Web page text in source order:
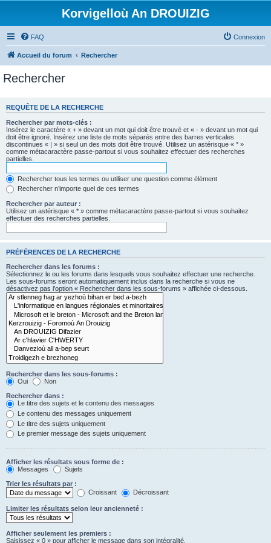
Korvigelloù An DROUIZIG
FAQ Connexion
Accueil du forum Rechercher
Rechercher
REQUÊTE DE LA RECHERCHE
Rechercher par mots-clés :
Insérez le caractère « + » devant un mot qui doit être trouvé et « - » devant un mot qui
doit être ignoré. Insérez une liste de mots séparés entre des barres verticales
discontinues « | » si seul un des mots doit être trouvé. Utilisez un astérisque « * »
comme métacaractère passe-partout si vous souhaitez effectuer des recherches
partielles.
Rechercher tous les termes ou utiliser une question comme élément
Rechercher n’importe quel de ces termes
Rechercher par auteur :
Utilisez un astérisque « * » comme métacaractère passe-partout si vous souhaitez
effectuer des recherches partielles.
PRÉFÉRENCES DE LA RECHERCHE
Rechercher dans les forums :
Sélectionnez le ou les forums dans lesquels vous souhaitez effectuer une recherche.
Les sous-forums seront automatiquement inclus dans la recherche si vous ne
désactivez pas l’option « Rechercher dans les sous-forums » affichée ci-dessous.
Rechercher dans les sous-forums :
Oui
Non
Rechercher dans :
Le titre des sujets et le contenu des messages
Le contenu des messages uniquement
Le titre des sujets uniquement
Le premier message des sujets uniquement
Afficher les résultats sous forme de :
Messages
Sujets
Trier les résultats par :
Croissant
Décroissant
Limiter les résultats selon leur ancienneté :
Afficher seulement les premiers :
Saisissez « 0 » pour afficher le message dans son intégralité.